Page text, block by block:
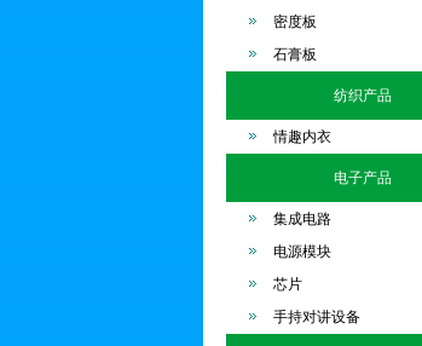
密度板
石膏板
纺织产品
情趣内衣
电子产品
集成电路
电源模块
芯片
手持对讲设备